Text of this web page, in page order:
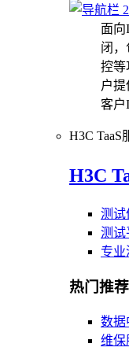
面
闭
控等
户
客户
H3C TaaS
H3C
测试
测试
专业
热门推荐
数据
维保